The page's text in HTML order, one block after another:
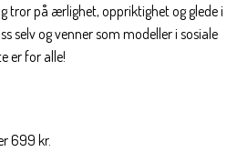
tror på ærlighet, oppriktighet og glede i
selv og venner som modeller i sosiale
er for alle!
699 kr.